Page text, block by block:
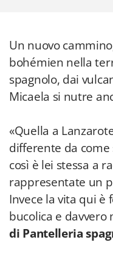
Un nuovo
bohémien nella
spagnolo, dai
Micaela si nutre
«Quella a
differente da
così è lei stessa a
rappresentate un
Invece la vita qui è
bucolica e
di Pantelleria